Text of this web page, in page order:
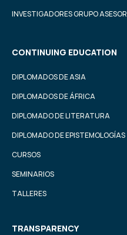
INVESTIGADORES GRUPO ASESOR
CONTINUING EDUCATION
DIPLOMADOS DE ASIA
DIPLOMADOS DE ÁFRICA
DIPLOMADO DE LITERATURA
DIPLOMADO DE EPISTEMOLOGÍAS
CURSOS
SEMINARIOS
TALLERES
TRANSPARENCY